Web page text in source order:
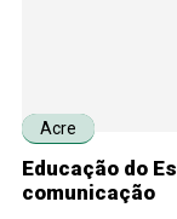
Acre
Educação do
comunicação